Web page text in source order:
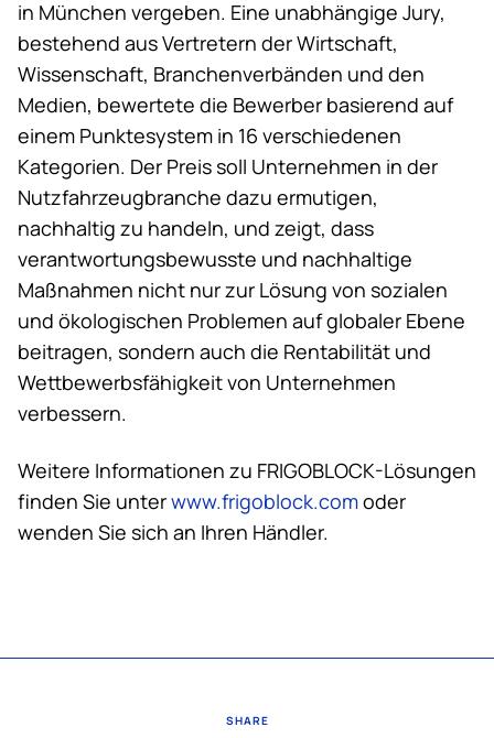
in München vergeben. Eine unabhängige Jury,
bestehend aus Vertretern der Wirtschaft,
Wissenschaft, Branchenverbänden und den
Medien, bewertete die Bewerber basierend auf
einem Punktesystem in 16 verschiedenen
Kategorien. Der Preis soll Unternehmen in der
Nutzfahrzeugbranche dazu ermutigen,
nachhaltig zu handeln, und zeigt, dass
verantwortungsbewusste und nachhaltige
Maßnahmen nicht nur zur Lösung von sozialen
und ökologischen Problemen auf globaler Ebene
beitragen, sondern auch die Rentabilität und
Wettbewerbsfähigkeit von Unternehmen
verbessern.
Weitere Informationen zu FRIGOBLOCK-Lösungen
finden Sie unterwww.frigoblock.comoder
wenden Sie sich an Ihren Händler.
SHARE